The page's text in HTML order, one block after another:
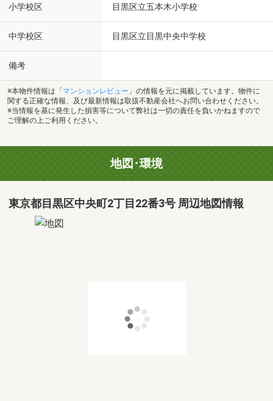
小学校区 目黒区立五本木小学校
中学校区 目黒区立目黒中央中学校
備考
※本物件情報は「 マンションレビュー 」の情報を元に掲載しています。物件に
関する正確な情報、及び最新情報は取扱不動産会社へお問い合わせください。
※当情報を基に発生した損害等について弊社は一切の責任を負いかねますので
ご理解の上ご利用ください。
地図･環境
東京都目黒区中央町2丁目22番3号 周辺地図情報